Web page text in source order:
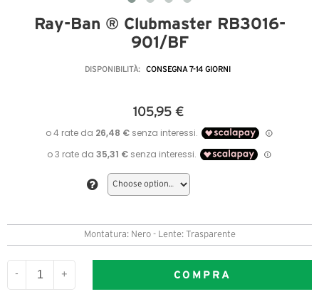
Ray-Ban ® Clubmaster RB3016-
901/BF
DISPONIBILITÀ: CONSEGNA 7-14 GIORNI
105,95 €
Montatura: Nero - Lente: Trasparente
- + COMPRA